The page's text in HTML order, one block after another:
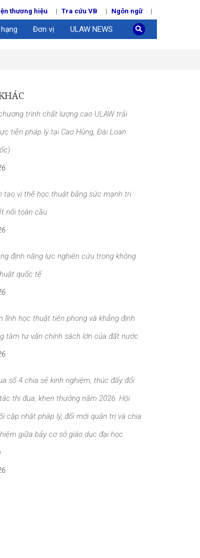
thương hiệu Tra cứu VB Ngôn ngữ
Đơn vị ULAW NEWS
trình chất lượng cao ULAW trải
tiễn pháp lý tại Cao Hùng, Đài Loan
tạo vị thế học thuật bằng sức mạnh tri
nối toàn cầu
định năng lực nghiên cứu trong không
quốc tế
lĩnh học thuật tiên phong và khẳng định
tâm tư vấn chính sách lớn của đất nước
số 4 chia sẻ kinh nghiệm, thúc đẩy đổi
thi đua, khen thưởng năm 2026: Hội
cập nhật pháp lý, đổi mới quản trị và chia
giữa bảy cơ sở giáo dục đại học